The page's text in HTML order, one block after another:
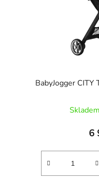
BabyJogger CITY
6